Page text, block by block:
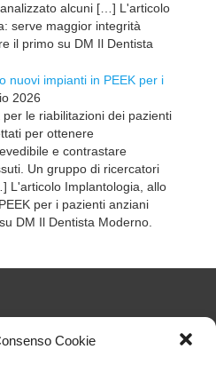
Cookie
alcuni […] L'articolo
serve maggior integrità
il primo su DM Il Dentista
nuovi impianti in PEEK per i
2026
le riabilitazioni dei pazienti
per ottenere
e contrastare
Un gruppo di ricercatori
L'articolo Implantologia, allo
per i pazienti anziani
DM Il Dentista Moderno.